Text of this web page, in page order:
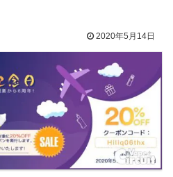
2020年5月14日